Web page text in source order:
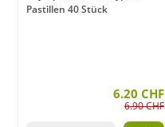
Pastillen 40 Stück
6.20 CHF
6.90 CHF